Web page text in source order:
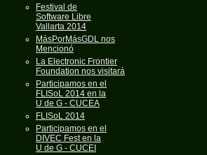
Festival de
Software Libre
Vallarta 2014
MásPorMásGDL nos
Mencionó
La Electronic Frontier
Foundation nos visitará
Participamos en el
FLISoL 2014 en la
U de G - CUCEA
FLISoL 2014
Participamos en el
DIVEC Fest en la
U de G - CUCEI